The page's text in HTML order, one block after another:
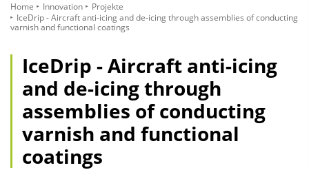
Home Innovation
Projekte
IceDrip - Aircraft anti-icing and de-icing through assemblies of conducting
varnish and functional coatings
IceDrip - Aircraft anti-icing
and de-icing through
assemblies of conducting
varnish and functional
coatings